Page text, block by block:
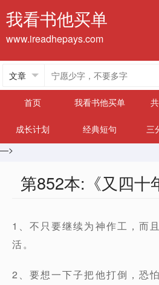
我看书他买单
www.ireadhepays.com
首页
我看书他买单
成长计划 经典短句
三
—>
第852本:《又四十
1、不只要继续为神作工，而
活。
2、要想一下子把他打倒，恐